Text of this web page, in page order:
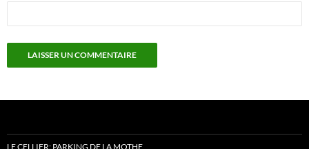
LE CELLIER: PARKING DE LA MOTHE